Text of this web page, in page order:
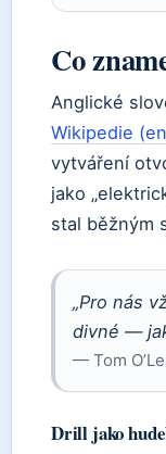
Co
Anglické
Wikipedie
vytváření
jako
stal běžným
„Pro nás
divné —
— Tom
Drill jako